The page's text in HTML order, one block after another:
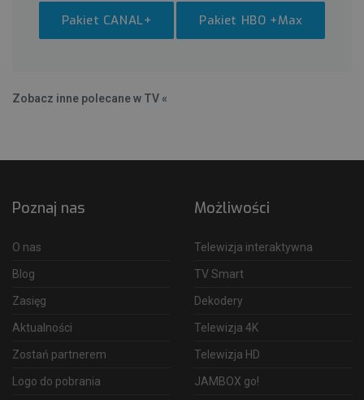
Pakiet CANAL+ Pakiet HBO +Max
Zobacz inne polecane w TV «
Poznaj nas
O nas
Blog
Zasięg
Aktualności
Zostań partnerem
Logo do pobrania
Możliwości
Telewizja interaktywna
TV Smart
Dekodery
Telewizja 4K
Telewizja HD
JAMBOX go!